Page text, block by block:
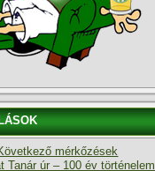
mérkőzések
Tanár úr – 100 év történelem